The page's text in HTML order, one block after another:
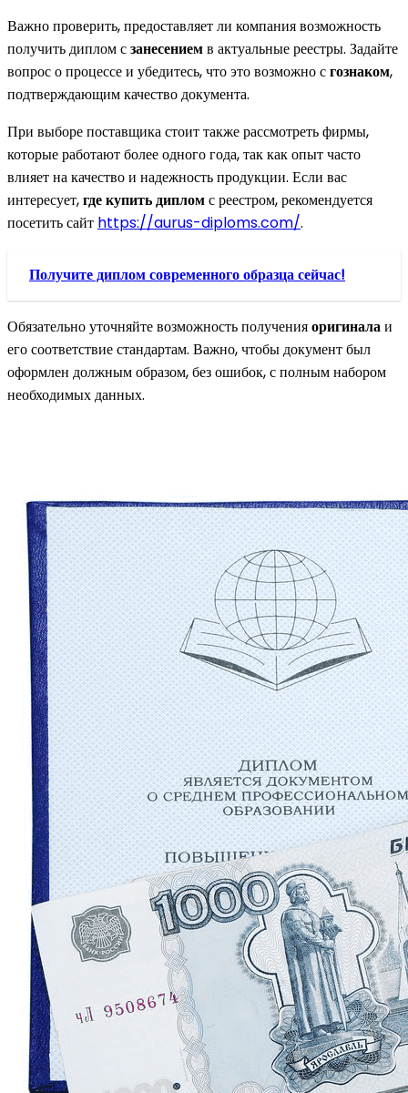
Важно проверить, предоставляет ли компания возможность
получить диплом сзанесениемв актуальные реестры. Задайте
вопрос о процессе и убедитесь, что это возможно сгознаком,
подтверждающим качество документа.
При выборе поставщика стоит также рассмотреть фирмы,
которые работают более одного года, так как опыт часто
влияет на качество и надежность продукции. Если вас
интересует,где купить дипломс реестром, рекомендуется
посетить сайт https://aurus-diploms.com/.
Получите диплом современного образца сейчас!
Обязательно уточняйте возможность полученияоригиналаи
его соответствие стандартам. Важно, чтобы документ был
оформлен должным образом, без ошибок, с полным набором
необходимых данных.